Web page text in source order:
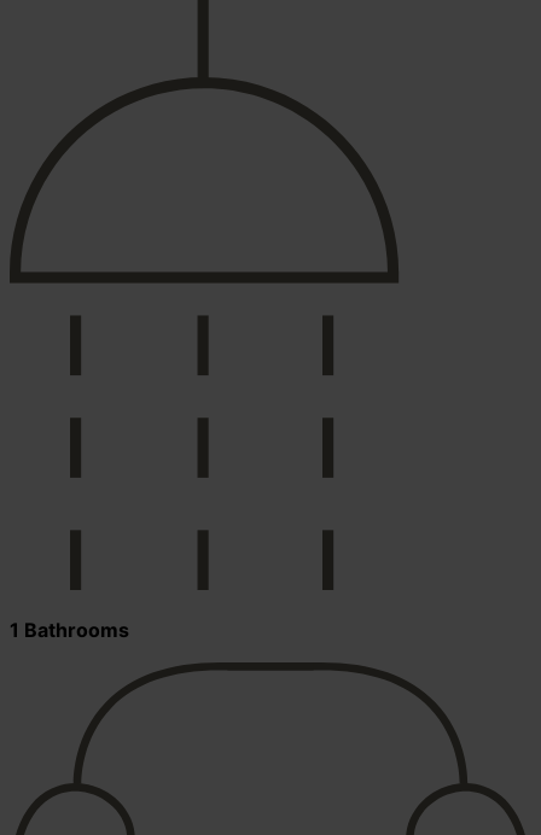
1 Bathrooms